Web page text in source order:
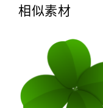
相似素材